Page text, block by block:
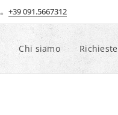
+39 091.5667312
Chi siamo Richieste